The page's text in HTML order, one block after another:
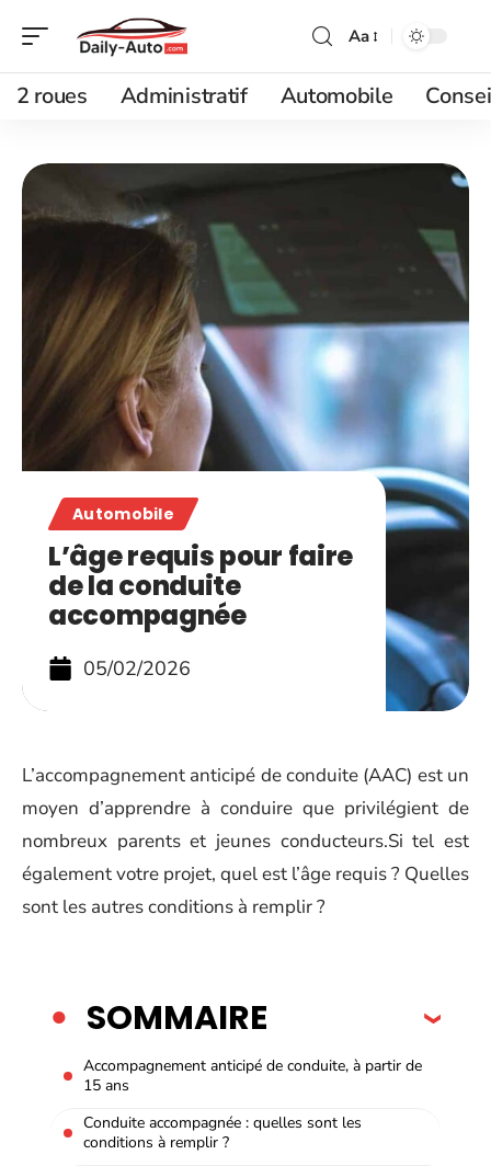
Aa
2 roues Administratif Automobile
Automobile
L’âge requis pour faire
de la conduite
accompagnée
05/02/2026
L’accompagnement anticipé de conduite (AAC) est un
moyen d’apprendre à conduire que privilégient de
nombreux parents et jeunes conducteurs.Si tel est
également votre projet, quel est l’âge requis ? Quelles
sont les autres conditions à remplir ?
SOMMAIRE
Accompagnement anticipé de conduite, à partir de
15 ans
Conduite accompagnée : quelles sont les
conditions à remplir ?